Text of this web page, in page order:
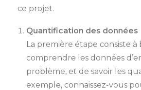
ce projet.
Quantification des données
La première étape consiste à
comprendre les données
problème, et de savoir les
exemple, connaissez-vous